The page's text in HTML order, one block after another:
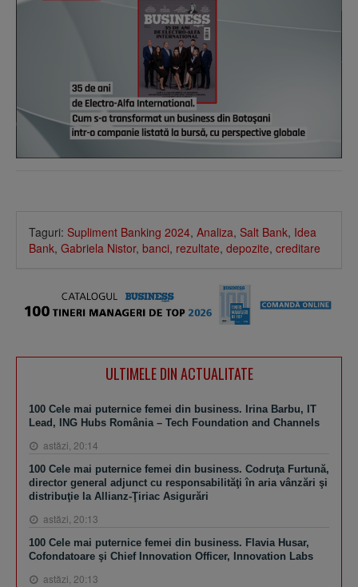
Taguri: Supliment Banking 2024, Analiza, Salt Bank, Idea
Bank, Gabriela Nistor, banci, rezultate, depozite, creditare
ULTIMELE DIN ACTUALITATE
100 Cele mai puternice femei din business. Irina Barbu, IT
Lead, ING Hubs România – Tech Foundation and Channels
astăzi, 20:14
100 Cele mai puternice femei din business. Codruţa Furtună,
director general adjunct cu responsabilităţi în aria vânzări şi
distribuţie la Allianz-Ţiriac Asigurări
astăzi, 20:13
100 Cele mai puternice femei din business. Flavia Husar,
Cofondatoare şi Chief Innovation Officer, Innovation Labs
astăzi, 20:13